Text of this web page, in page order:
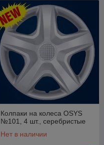
Колпаки на колеса OSYS
№101, 4 шт., серебристые
Нет в наличии